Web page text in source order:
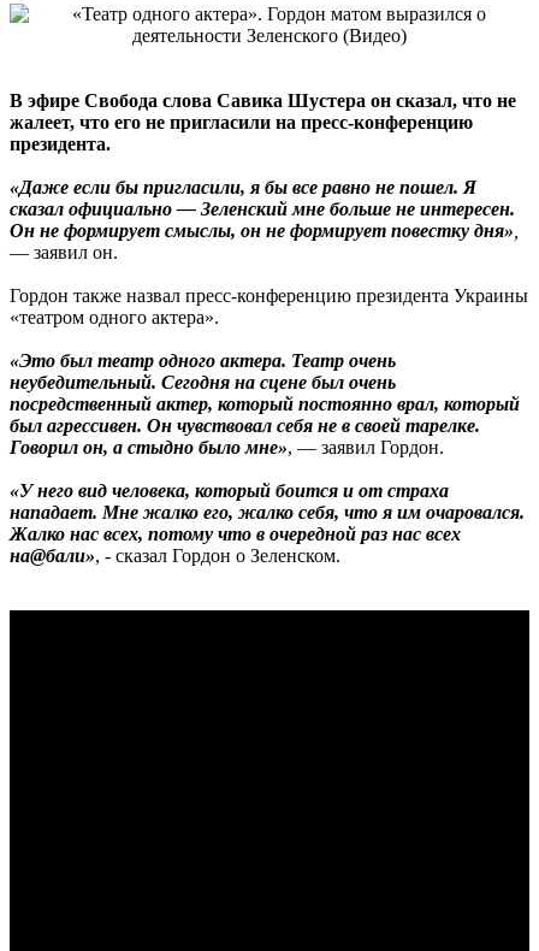
В эфире Свобода слова Савика Шустера он сказал, что не
жалеет, что его не пригласили на пресс-конференцию
президента.
«Даже если бы пригласили, я бы все равно не пошел. Я
сказал официально — Зеленский мне больше не интересен.
Он не формирует смыслы, он не формирует повестку дня»
— заявил он.
Гордон также назвал пресс-конференцию президента Украины
«театром одного актера».
«Это был театр одного актера. Театр очень
неубедительный. Сегодня на сцене был очень
посредственный актер, который постоянно врал, который
был агрессивен. Он чувствовал себя не в своей тарелке.
Говорил он, а стыдно было мне», — заявил Гордон.
«У него вид человека, который боится и от страха
нападает. Мне жалко его, жалко себя, что я им очаровался.
Жалко нас всех, потому что в очередной раз нас всех
на@бали», - сказал Гордон о Зеленском.